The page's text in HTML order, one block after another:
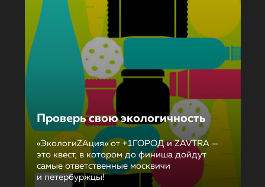
Проверь свою экологичность
«ЭкологиZAция» от +1ГОРОД и ZAVTRA —
это квест, в котором до финиша дойдут
самые ответственные москвичи
и петербуржцы!